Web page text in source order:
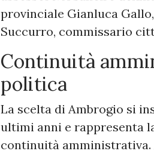
provinciale Gianluca
Succurro, commissario
Continuità
politica
La scelta di Ambrogio si
ultimi anni e rappresenta
continuità amministrativa.